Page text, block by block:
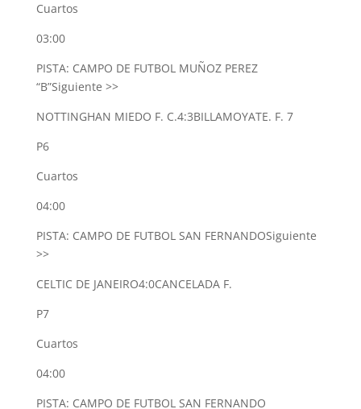
Cuartos
03:00
PISTA: CAMPO DE FUTBOL MUÑOZ PEREZ
“B”Siguiente >>
NOTTINGHAN MIEDO F. C.4:3BILLAMOYATE. F. 7
P6
Cuartos
04:00
PISTA: CAMPO DE FUTBOL SAN FERNANDOSiguiente
>>
CELTIC DE JANEIRO4:0CANCELADA F.
P7
Cuartos
04:00
PISTA: CAMPO DE FUTBOL SAN FERNANDO